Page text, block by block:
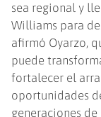
sea regional y
Williams para
afirmó Oyarzo,
puede
fortalecer el
oportunidades
generaciones de